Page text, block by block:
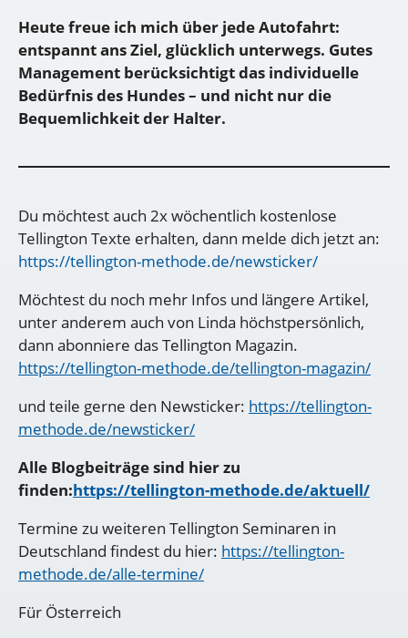
Heute freue ich mich über jede Autofahrt:
entspannt ans Ziel, glücklich unterwegs. Gutes
Management berücksichtigt das individuelle
Bedürfnis des Hundes – und nicht nur die
Bequemlichkeit der Halter.
Du möchtest auch 2x wöchentlich kostenlose
Tellington Texte erhalten, dann melde dich jetzt an:
https://tellington-methode.de/newsticker/
Möchtest du noch mehr Infos und längere Artikel,
unter anderem auch von Linda höchstpersönlich,
dann abonniere das Tellington Magazin.
https://tellington-methode.de/tellington-magazin/
und teile gerne den Newsticker: https://tellington-
methode.de/newsticker/
Alle Blogbeiträge sind hier zu
finden:https://tellington-methode.de/aktuell/
Termine zu weiteren Tellington Seminaren in
Deutschland findest du hier: https://tellington-
methode.de/alle-termine/
Für Österreich